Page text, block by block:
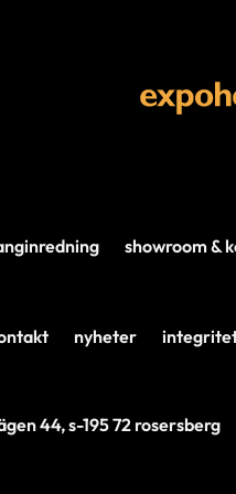
showroom &
nyheter
44, s-195 72 rosersberg